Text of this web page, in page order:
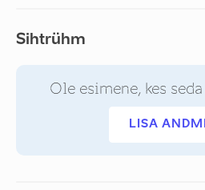
Sihtrühm
Ole esimene, kes
LISA